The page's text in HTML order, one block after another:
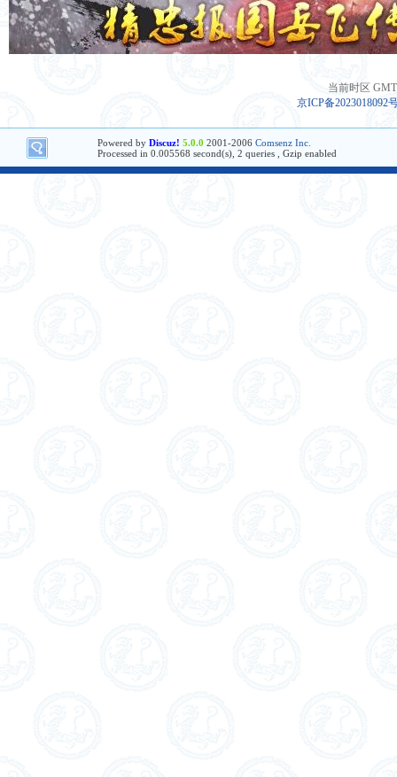
当前时区
京ICP备2023018092
Powered by Discuz! 5.0.0 2001-2006 Comsenz Inc.
Processed in 0.005568 second(s), 2 queries , Gzip enabled